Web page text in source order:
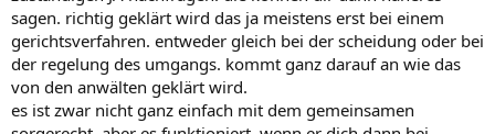
sagen. richtig geklärt wird das ja meistens erst bei einem
gerichtsverfahren. entweder gleich bei der scheidung oder bei
der regelung des umgangs. kommt ganz darauf an wie das
von den anwälten geklärt wird.
es ist zwar nicht ganz einfach mit dem gemeinsamen